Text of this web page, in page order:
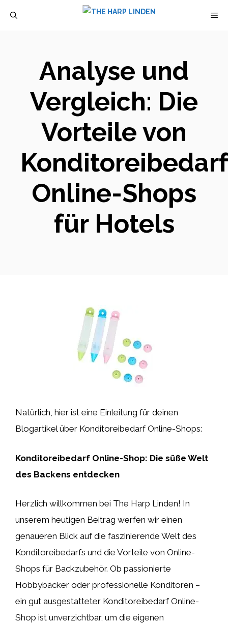
Analyse und
Vergleich: Die
Vorteile von
Konditoreibedarf
Online-Shops
für Hotels
Natürlich, hier ist eine Einleitung für deinen
Blogartikel über Konditoreibedarf Online-Shops:
Konditoreibedarf Online-Shop: Die süße Welt
des Backens entdecken
Herzlich willkommen bei The Harp Linden! In
unserem heutigen Beitrag werfen wir einen
genaueren Blick auf die faszinierende Welt des
Konditoreibedarfs und die Vorteile von Online-
Shops für Backzubehör. Ob passionierte
Hobbybäcker oder professionelle Konditoren –
ein gut ausgestatteter Konditoreibedarf Online-
Shop ist unverzichtbar, um die eigenen